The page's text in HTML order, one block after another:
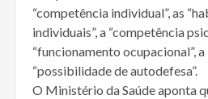
“competência individual”, as
individuais”, a “competência
“funcionamento ocupacional”, a
“possibilidade de autodefesa”.
O Ministério da Saúde aponta